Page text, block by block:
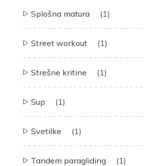
Splošna matura (1)
Street workout (1)
Strešne kritine (1)
Sup (1)
Svetilke (1)
Tandem paragliding (1)